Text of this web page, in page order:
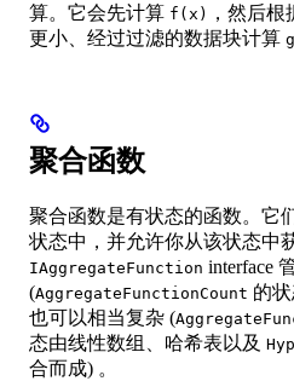
算。它会先计算 f(x)
，然后
更小、经过过滤的数据块计算
聚合函数
聚合函数是有状态的函数。它
状态中，并允许你从该状态中
IAggregateFunction interface
(AggregateFunctionCount 的
也可以相当复杂 (
态由线性数组、哈希表以及
合而成) 。